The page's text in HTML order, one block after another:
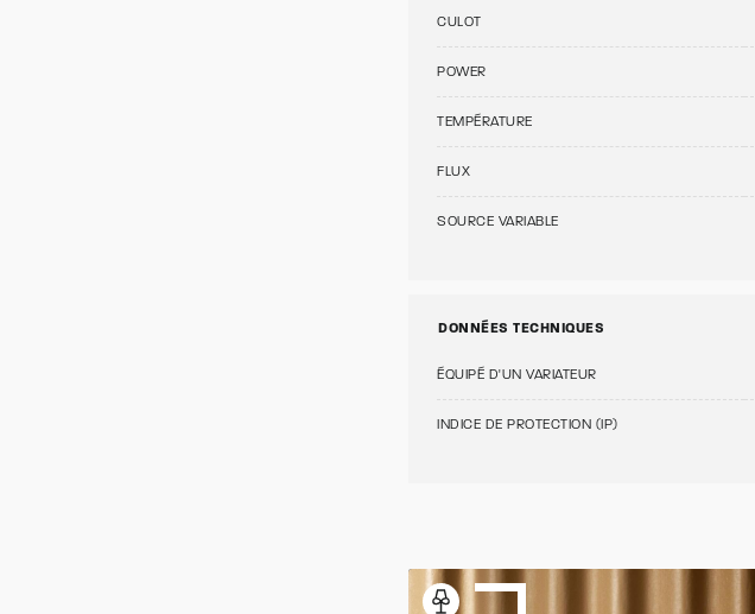
CULOT
POWER
TEMPÉRATURE
FLUX
SOURCE VARIABLE
DONNÉES TECHNIQUES
ÉQUIPÉ D'UN VARIATEUR
INDICE DE PROTECTION (IP)